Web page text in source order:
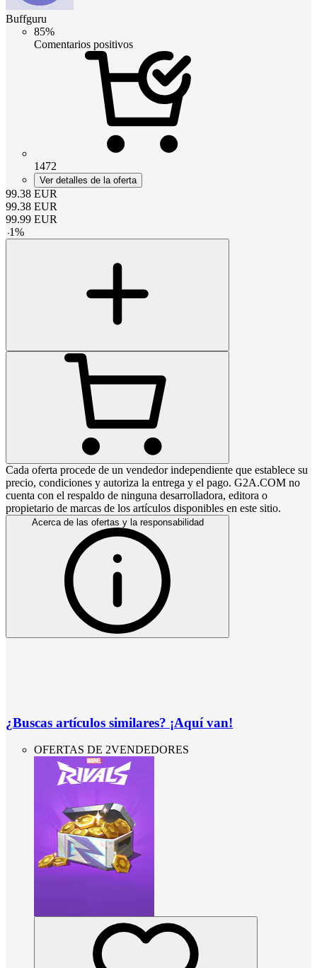
Buffguru
85%
Comentarios positivos
1472
Ver detalles de la oferta
99.38 EUR
99.38 EUR
99.99 EUR
-1%
Cada oferta procede de un vendedor independiente que establece su
precio, condiciones y autoriza la entrega y el pago. G2A.COM no
cuenta con el respaldo de ninguna desarrolladora, editora o
propietario de marcas de los artículos disponibles en este sitio.
Acerca de las ofertas y la responsabilidad
¿Buscas artículos similares? ¡Aquí van!
OFERTAS DE 2VENDEDORES